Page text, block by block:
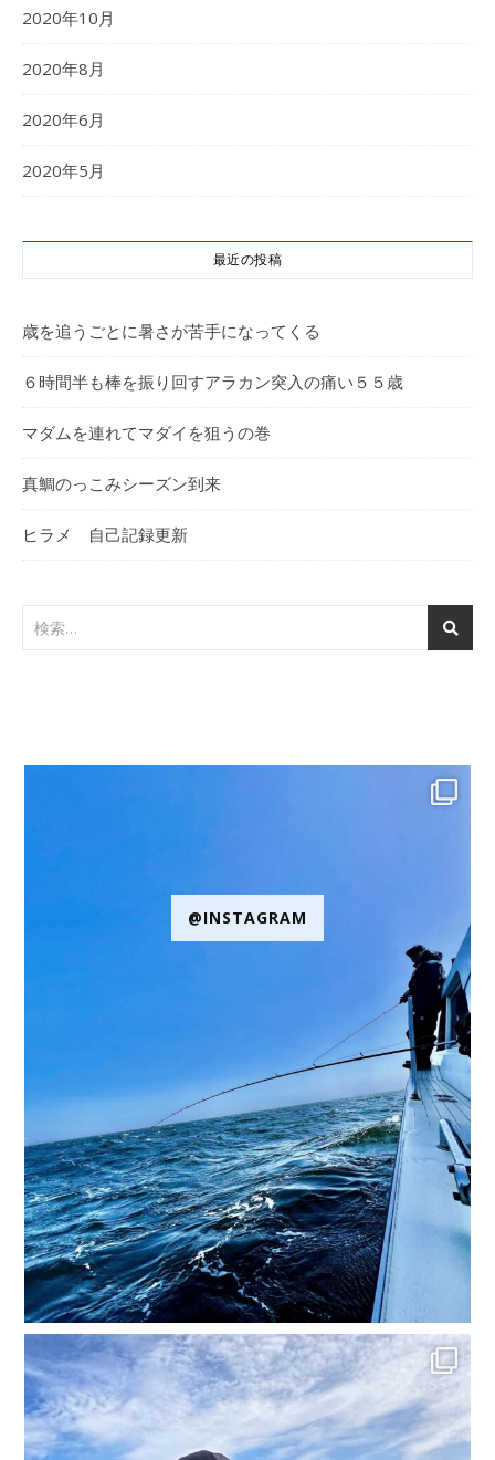
2020年10月
2020年8月
2020年6月
2020年5月
最近の投稿
歳を追うごとに暑さが苦手になってくる
６時間半も棒を振り回すアラカン突入の痛い５５歳
マダムを連れてマダイを狙うの巻
真鯛のっこみシーズン到来
ヒラメ 自己記録更新
@INSTAGRAM